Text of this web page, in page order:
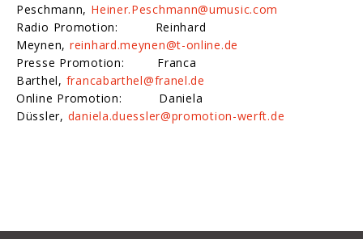
Peschmann, Heiner.Peschmann@umusic.com
Radio Promotion: Reinhard
Meynen,reinhard.meynen@t-online.de
Presse Promotion: Franca
Barthel, francabarthel@franel.de
Online Promotion: Daniela
Düssler, daniela.duessler@promotion-werft.de